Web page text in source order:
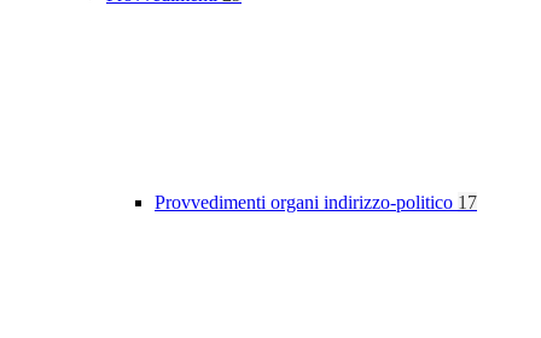
Provvedimenti organi indirizzo-politico 17